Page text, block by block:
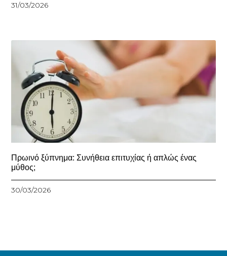
31/03/2026
Πρωινό ξύπνημα: Συνήθεια επιτυχίας ή απλώς ένας
μύθος;
30/03/2026